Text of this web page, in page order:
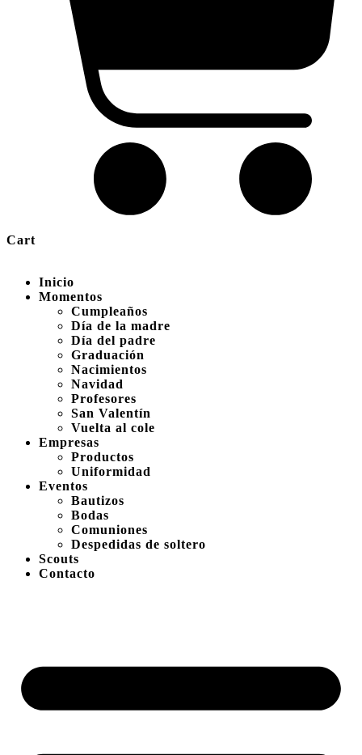
Cart
Inicio
Momentos
Cumpleaños
Día de la madre
Día del padre
Graduación
Nacimientos
Navidad
Profesores
San Valentín
Vuelta al cole
Empresas
Productos
Uniformidad
Eventos
Bautizos
Bodas
Comuniones
Despedidas de soltero
Scouts
Contacto